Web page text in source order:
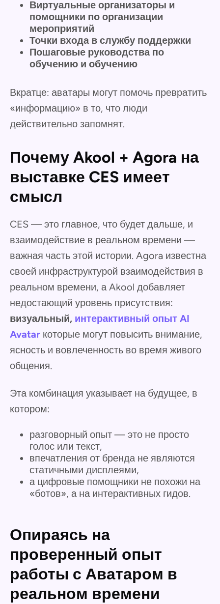
Виртуальные организаторы и
помощники по организации
мероприятий
Точки входа в службу поддержки
Пошаговые руководства по
обучению и обучению
Вкратце: аватары могут помочь превратить
«информацию» в то, что люди
действительно запомнят.
Почему Akool + Agora на
выставке CES имеет
смысл
CES — это главное, что будет дальше, и
взаимодействие в реальном времени —
важная часть этой истории. Agora известна
своей инфраструктурой взаимодействия в
реальном времени, а Akool добавляет
недостающий уровень присутствия:
визуальный, интерактивный опыт AI
Avatar которые могут повысить внимание,
ясность и вовлеченность во время живого
общения.
Эта комбинация указывает на будущее, в
котором:
разговорный опыт — это не просто
голос или текст,
впечатления от бренда не являются
статичными дисплеями,
а цифровые помощники не похожи на
«ботов», а на интерактивных гидов.
Опираясь на
проверенный опыт
работы с Аватаром в
реальном времени